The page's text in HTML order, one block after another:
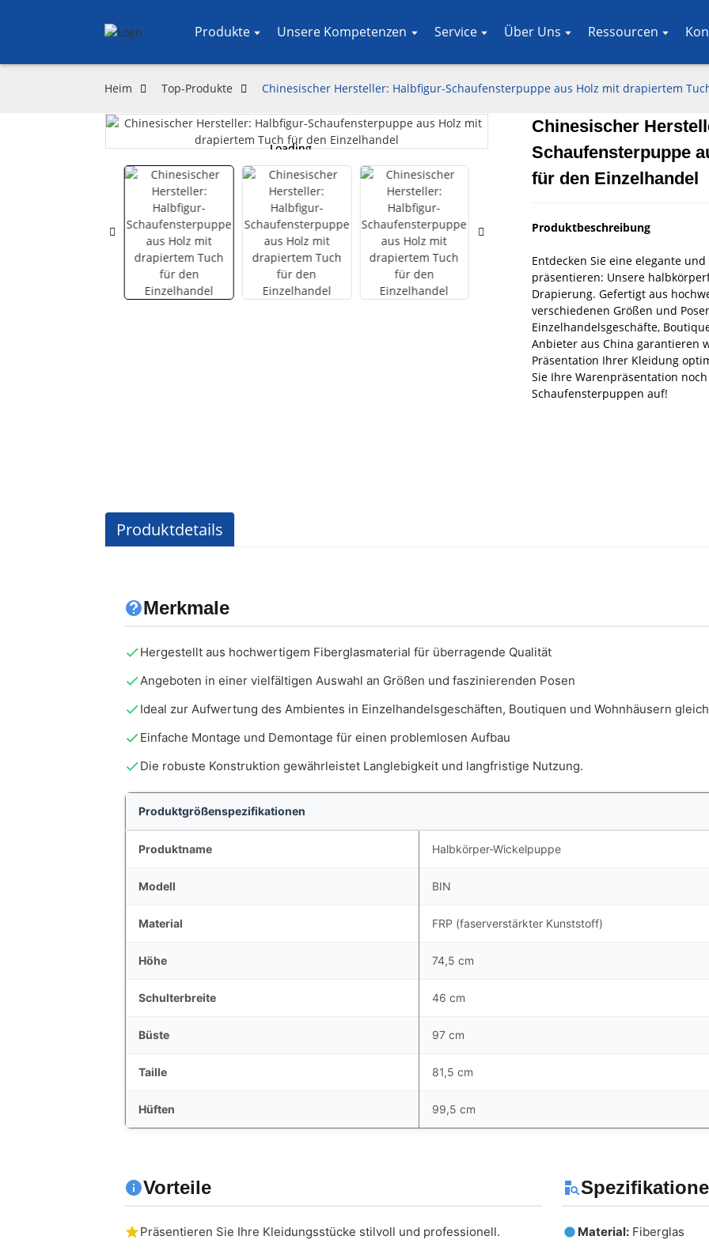
Produkte Unsere Kompetenzen Service Über Uns Ressourcen
Heim Top-Produkte Chinesischer Hersteller: Halbfigur-Schaufensterpuppe aus Holz mit drapiertem
Loading...
Loading...
Chinesischer
Schaufensterpuppe
für den Einzelhandel
Produktbeschreibung
Entdecken Sie eine elegante
präsentieren: Unsere
Drapierung. Gefertigt aus
verschiedenen Größen und
Einzelhandelsgeschäfte,
Anbieter aus China garantieren
Präsentation Ihrer Kleidung
Sie Ihre Warenpräsentation
Schaufensterpuppen auf!
Produktdetails
Merkmale
Hergestellt aus hochwertigem Fiberglasmaterial für überragende Qualität
Angeboten in einer vielfältigen Auswahl an Größen und faszinierenden Posen
Ideal zur Aufwertung des Ambientes in Einzelhandelsgeschäften, Boutiquen und Wohnhäusern
Einfache Montage und Demontage für einen problemlosen Aufbau
Die robuste Konstruktion gewährleistet Langlebigkeit und langfristige Nutzung.
Produktgrößenspezifikationen
Produktname Halbkörper-Wickelpuppe
Modell BIN
Material FRP (faserverstärkter Kunststoff)
Höhe 74,5 cm
Schulterbreite 46 cm
Büste 97 cm
Taille 81,5 cm
Hüften 99,5 cm
Vorteile
Präsentieren Sie Ihre Kleidungsstücke stilvoll und professionell.
Material:Fiberglas